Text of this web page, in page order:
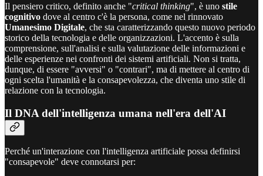
Il pensiero critico, definito anche "critical thinking", è uno stile
cognitivo dove al centro c'è la persona, come nel rinnovato
Umanesimo Digitale, che sta caratterizzando questo nuovo periodo
storico della tecnologia e delle organizzazioni. L'accento è sulla
comprensione, sull'analisi e sulla valutazione delle informazioni e
delle esperienze nei confronti dei sistemi artificiali. Non si tratta,
dunque, di essere "avversi" o "contrari", ma di mettere al centro di
ogni scelta l'umanità e la consapevolezza, che diventa uno stile di
relazione con la tecnologia.
Il DNA dell'intelligenza umana nell'era dell'AI
Perché un'interazione con l'intelligenza artificiale possa definirsi
"consapevole" deve connotarsi per: